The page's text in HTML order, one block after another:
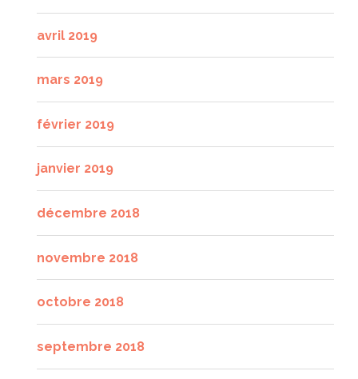
avril 2019
mars 2019
février 2019
janvier 2019
décembre 2018
novembre 2018
octobre 2018
septembre 2018